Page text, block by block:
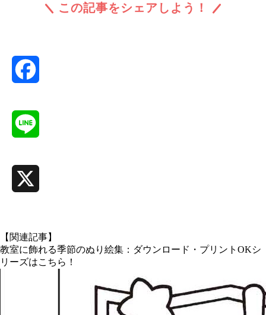
この記事をシェアしよう！
【関連記事】
教室に飾れる季節のぬり絵集：ダウンロード・プリントOKシ
リーズはこちら！